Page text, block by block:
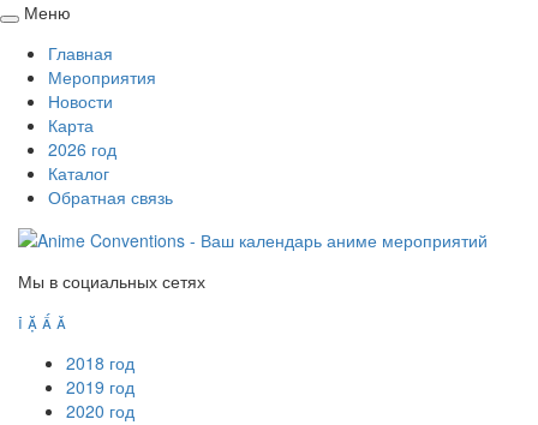
Свернуть
развернуть
Меню
Главная
Мероприятия
Новости
Карта
2026 год
Каталог
Обратная связь
Мы в социальных сетях
   
2018 год
2019 год
2020 год